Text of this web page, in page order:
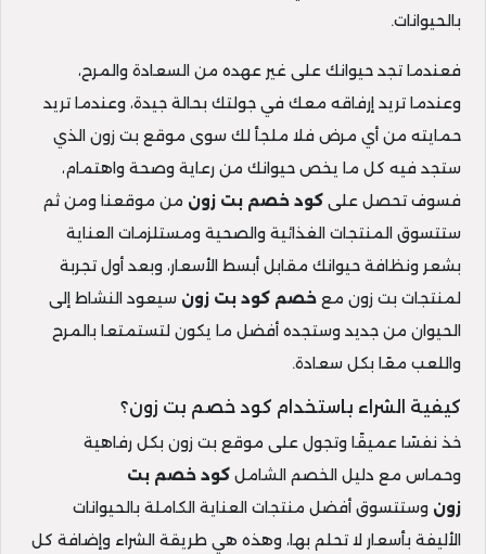
بالحيوانات.
فعندما تجد حيوانك على غير عهده من السعادة والمرح،
وعندما تريد إرفاقه معك في جولتك بحالة جيدة، وعندما تريد
حمايته من أي مرض فلا ملجأ لك سوى موقع بت زون الذي
ستجد فيه كل ما يخص حيوانك من رعاية وصحة واهتمام،
فسوف تحصل على كود خصم بت زون من موقعنا ومن ثم
ستتسوق المنتجات الغذائية والصحية ومستلزمات العناية
بشعر ونظافة حيوانك مقابل أبسط الأسعار، وبعد أول تجربة
لمنتجات بت زون مع خصم كود بت زون سيعود النشاط إلى
الحيوان من جديد وستجده أفضل ما يكون لتستمتعا بالمرح
واللعب معًا بكل سعادة.
كيفية الشراء باستخدام كود خصم بت زون؟
خذ نفسًا عميقًا وتجول على موقع بت زون بكل رفاهية
وحماس مع دليل الخصم الشامل كود خصم بت
زون وستتسوق أفضل منتجات العناية الكاملة بالحيوانات
الأليفة بأسعار لا تحلم بها، وهذه هي طريقة الشراء وإضافة كل